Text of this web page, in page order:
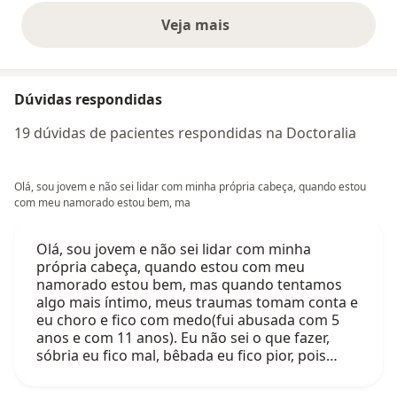
Veja maisopiniões acima
Dúvidas respondidas
19 dúvidas de pacientes respondidas na Doctoralia
Olá, sou jovem e não sei lidar com minha própria cabeça, quando estou
com meu namorado estou bem, ma
Olá, sou jovem e não sei lidar com minha
própria cabeça, quando estou com meu
namorado estou bem, mas quando tentamos
algo mais íntimo, meus traumas tomam conta e
eu choro e fico com medo(fui abusada com 5
anos e com 11 anos). Eu não sei o que fazer,
sóbria eu fico mal, bêbada eu fico pior, pois…